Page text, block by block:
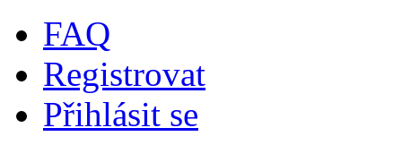
FAQ
Registrovat
Přihlásit se